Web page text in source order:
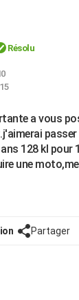
Résolu
a vous
128 kl
une
Partager